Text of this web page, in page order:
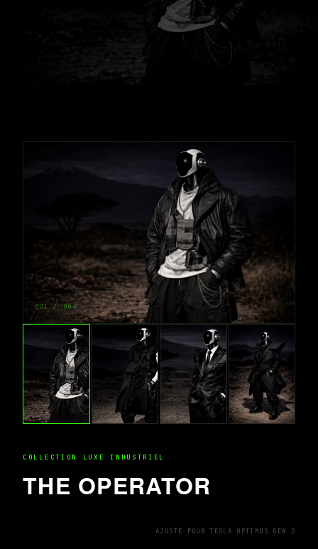
001 / 004
COLLECTION LUXE INDUSTRIEL
THE OPERATOR
AJUSTÉ POUR TESLA OPTIMUS GEN 2